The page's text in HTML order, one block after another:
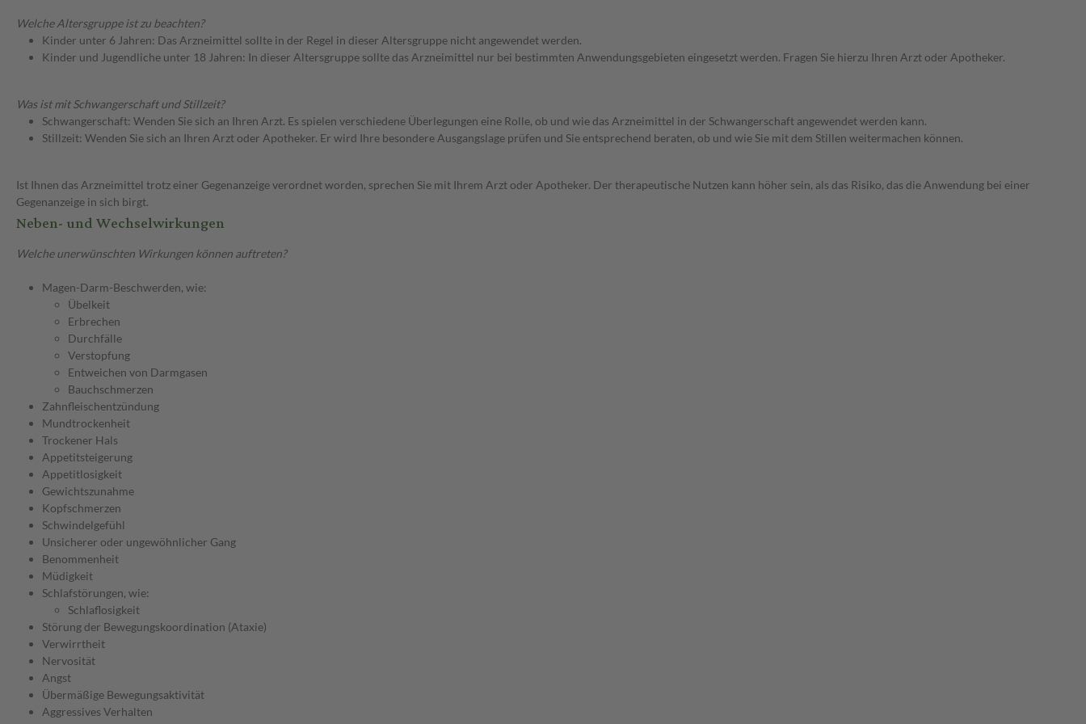
Welche Altersgruppe ist zu beachten?
Kinder unter 6 Jahren: Das Arzneimittel sollte in der Regel in dieser Altersgruppe nicht angewendet werden.
Kinder und Jugendliche unter 18 Jahren: In dieser Altersgruppe sollte das Arzneimittel nur bei bestimmten Anwendungsgebieten eingesetzt werden. Fragen Sie hierzu Ihren Arzt oder Apotheker.
Was ist mit Schwangerschaft und Stillzeit?
Schwangerschaft: Wenden Sie sich an Ihren Arzt. Es spielen verschiedene Überlegungen eine Rolle, ob und wie das Arzneimittel in der Schwangerschaft angewendet werden kann.
Stillzeit: Wenden Sie sich an Ihren Arzt oder Apotheker. Er wird Ihre besondere Ausgangslage prüfen und Sie entsprechend beraten, ob und wie Sie mit dem Stillen weitermachen können.
Ist Ihnen das Arzneimittel trotz einer Gegenanzeige verordnet worden, sprechen Sie mit Ihrem Arzt oder Apotheker. Der therapeutische Nutzen kann höher sein, als das Risiko, das die Anwendung bei einer
Gegenanzeige in sich birgt.
Neben- und Wechselwirkungen
Welche unerwünschten Wirkungen können auftreten?
Magen-Darm-Beschwerden, wie:
Übelkeit
Erbrechen
Durchfälle
Verstopfung
Entweichen von Darmgasen
Bauchschmerzen
Zahnfleischentzündung
Mundtrockenheit
Trockener Hals
Appetitsteigerung
Appetitlosigkeit
Gewichtszunahme
Kopfschmerzen
Schwindelgefühl
Unsicherer oder ungewöhnlicher Gang
Benommenheit
Müdigkeit
Schlafstörungen, wie:
Schlaflosigkeit
Störung der Bewegungskoordination (Ataxie)
Verwirrtheit
Nervosität
Angst
Übermäßige Bewegungsaktivität
Aggressives Verhalten